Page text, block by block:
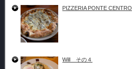
PIZZERIA PONTE CENTRO
Will その４